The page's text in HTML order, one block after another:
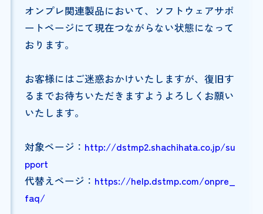
オンプレ関連製品において、ソフトウェアサポ
ートページにて現在つながらない状態になって
おります。
お客様にはご迷惑おかけいたしますが、復旧す
るまでお待ちいただきますようよろしくお願い
いたします。
対象ページ： http://dstmp2.shachihata.co.jp/su
pport
代替えページ： https://help.dstmp.com/onpre_
faq/